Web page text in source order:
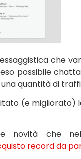
che
possibile
una quantità di
(e
novità che nel
record da